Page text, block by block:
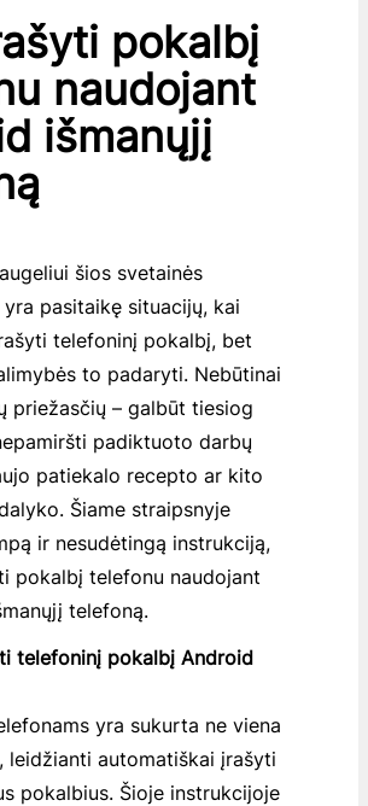
pokalbį
naudojant
išmanųjį
šios svetainės
pasitaikę situacijų, kai
telefoninį pokalbį, bet
to padaryti. Nebūtinai
priežasčių – galbūt tiesiog
padiktuoto darbų
patiekalo recepto ar kito
Šiame straipsnyje
ir nesudėtingą instrukciją,
pokalbį telefonu naudojant
telefoną.
telefoninį pokalbį Android
yra sukurta ne viena
leidžianti automatiškai įrašyti
pokalbius. Šioje instrukcijoje